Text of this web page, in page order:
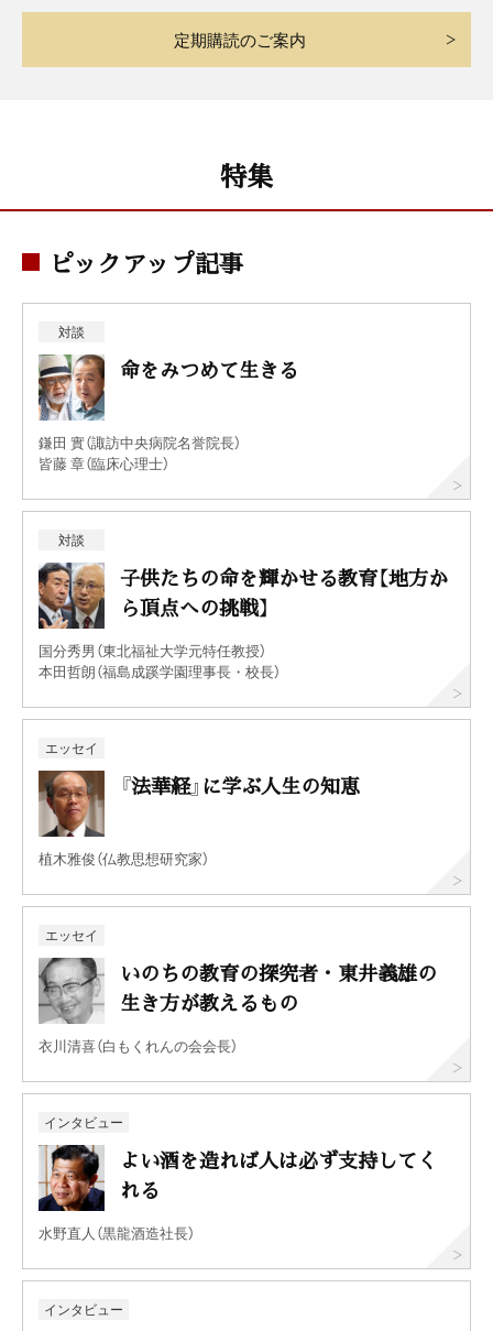
定期購読のご案内
特集
ピックアップ記事
対談
命をみつめて生きる
鎌田 實（諏訪中央病院名誉院長）
皆藤 章（臨床心理士）
対談
子供たちの命を輝かせる教育【地方か
ら頂点への挑戦】
国分秀男（東北福祉大学元特任教授）
本田哲朗（福島成蹊学園理事長・校長）
エッセイ
『法華経』に学ぶ人生の知恵
植木雅俊（仏教思想研究家）
エッセイ
いのちの教育の探究者・東井義雄の
生き方が教えるもの
衣川清喜（白もくれんの会会長）
インタビュー
よい酒を造れば人は必ず支持してく
れる
水野直人（黒龍酒造社長）
インタビュー